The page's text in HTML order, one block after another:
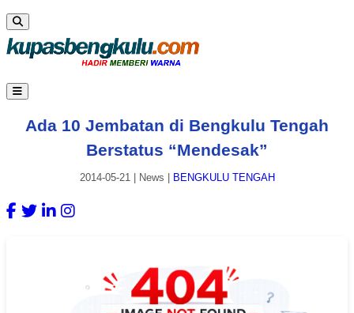
Ada 10 Jembatan di Bengkulu Tengah
Berstatus “Mendesak”
2014-05-21| News BENGKULU TENGAH